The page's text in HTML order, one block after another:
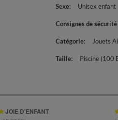
Sexe Unisex enfant
Consignes de sécurité
Catégorie Jouets
Taille Piscine (100